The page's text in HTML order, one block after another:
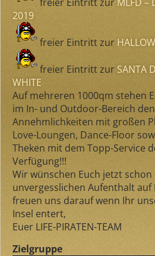
2019
freier Eintritt zur
freier Eintritt zur SANTA
WHITE
Auf mehreren 1000qm stehen
im In- und Outdoor-Bereich
Annehmlichkeiten mit großen
Love-Loungen, Dance-Floor
Theken mit dem Topp-Service
Verfügung!!!
Wir wünschen Euch jetzt schon
unvergesslichen Aufenthalt auf
freuen uns darauf wenn Ihr
Insel entert,
Euer LIFE-PIRATEN-TEAM
Zielgruppe